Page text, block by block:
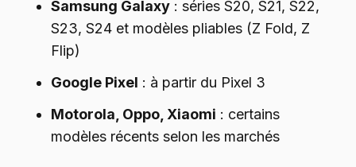
Samsung Galaxy : séries S20, S21, S22,
S23, S24 et modèles pliables (Z Fold, Z
Flip)
Google Pixel : à partir du Pixel 3
Motorola, Oppo, Xiaomi : certains
modèles récents selon les marchés